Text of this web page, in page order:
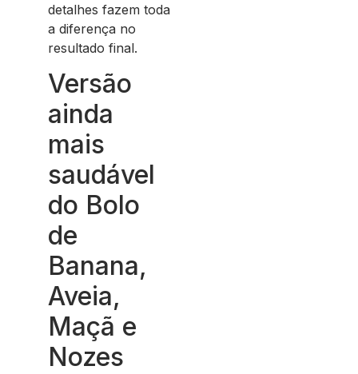
detalhes fazem toda
a diferença no
resultado final.
Versão
ainda
mais
saudável
do Bolo
de
Banana,
Aveia,
Maçã e
Nozes